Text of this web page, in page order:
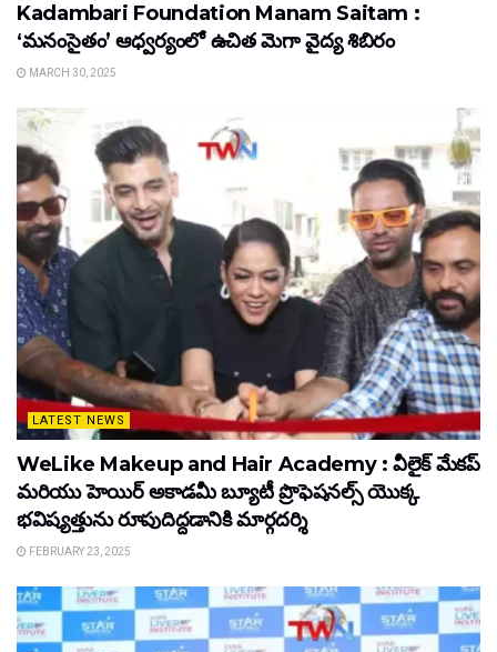
Kadambari Foundation Manam Saitam :
‘మనంసైతం’ ఆధ్వర్యంలో ఉచిత మెగా వైద్య శిబిరం
MARCH 30, 2025
LATEST NEWS
WeLike Makeup and Hair Academy : వీలైక్ మేకప్
మరియు హెయిర్ అకాడమీ బ్యూటీ ప్రొఫెషనల్స్ యొక్క
భవిష్యత్తును రూపుదిద్దడానికి మార్గదర్శి
FEBRUARY 23, 2025